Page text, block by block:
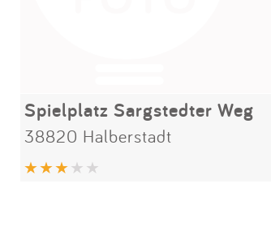
Spielplatz Sargstedter Weg
38820 Halberstadt